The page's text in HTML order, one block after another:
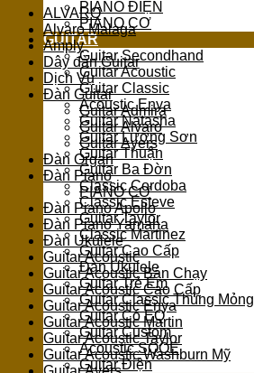
PIANO ĐIỆN
PIANO CƠ
GUITAR
Guitar Secondhand
Guitar Acoustic
Guitar Classic
Acoustic Enya
Guitar Natasha
Guitar Lương Sơn
Guitar Thuận
Guitar Ba Đờn
Classic Cordoba
Classic Esteve
Guitar Taylor
Classic Martinez
Guitar Cao Cấp
Đàn Ukulele
Guitar Trẻ Em
Guitar Classic Thùng Mỏng
Guitar Có EQ
Guitar Custom
Acoustic SQOE
Guitar Điện
ALVARO
Alvaro Malaga
Amply
Dây đàn Guitar
Dịch Vụ
Đàn Guitar
Guitar Admira
Guitar Alvaro
Guitar Ayers
Đàn Organ
Đàn Piano
PIANO CƠ
Đàn Piano Apollo
Đàn Piano Yamaha
Đàn Ukulele
Guitar Acoustic
Guitar Acoustic Bán Chạy
Guitar Acoustic Cao Cấp
Guitar Acoustic Enya
Guitar Acoustic Martin
Guitar Acoustic Taylor
Guitar Acoustic Washburn Mỹ